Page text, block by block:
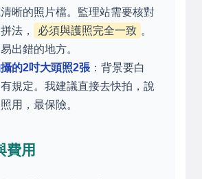
晰的照片檔。監理站需要核對
法，
必須與護照完全一致 。
出錯的地方。
的2吋大頭照2張 ：背景要白
規定。我建議直接去快拍，說
用，最保險。
費用